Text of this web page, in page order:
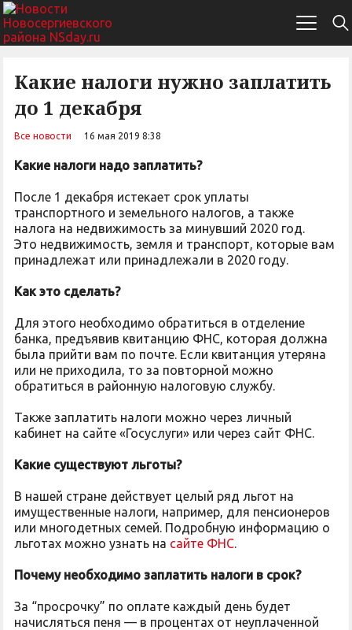
Какие налоги нужно заплатить
до 1 декабря
Все новости 16 мая 2019 8:38
Какие налоги надо заплатить?
После 1 декабря истекает срок уплаты
транспортного и земельного налогов, а также
налога на недвижимость за минувший 2020 год.
Это недвижимость, земля и транспорт, которые вам
принадлежат или принадлежали в 2020 году.
Как это сделать?
Для этого необходимо обратиться в отделение
банка, предъявив квитанцию ФНС, которая должна
была прийти вам по почте. Если квитанция утеряна
или не приходила, то за повторной можно
обратиться в районную налоговую службу.
Также заплатить налоги можно через личный
кабинет на сайте «Госуслуги» или через сайт ФНС.
Какие существуют льготы?
В нашей стране действует целый ряд льгот на
имущественные налоги, например, для пенсионеров
или многодетных семей. Подробную информацию о
льготах можно узнать на сайте ФНС.
Почему необходимо заплатить налоги в срок?
За “просрочку” по оплате каждый день будет
начисляться пеня — в процентах от неуплаченной